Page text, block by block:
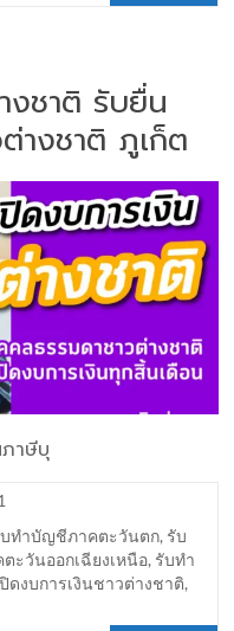
งชาติ รับยื่น
างชาติ ภูเก็ต
าษีบุ
ทำบัญชีภาคตะวันตก, รับ
ะวันออกเฉียงเหนือ, รับทำ
ดงบการเงินชาวต่างชาติ,